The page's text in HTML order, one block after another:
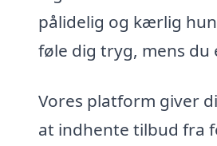
pålidelig og kærlig
føle dig tryg, mens du
Vores platform giver
at indhente tilbud fra